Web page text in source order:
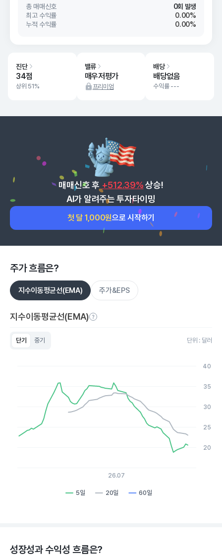
총 매매신호
0회 발생
최고 수익률
0.00%
누적 수익률
0.00%
진단
34점
상위 51%
밸류
매우저평가
프리미엄
배당
배당없음
수익률 ---
매매신호 후 +512.39% 상승!
AI가 알려주는 투자타이밍
첫 달 1,000원으로 시작하기
주가 흐름은?
지수이동평균선(EMA) 주가&EPS
지수이동평균선(EMA)
단기 중기 단위 : 달러
The chart has 1 X axis displaying Time. Data ranges from
The chart has 1 Y axis displaying values. Data ranges from
5일 20일 60일
26.07
20
25
30
35
40
성장성과 수익성 흐름은?